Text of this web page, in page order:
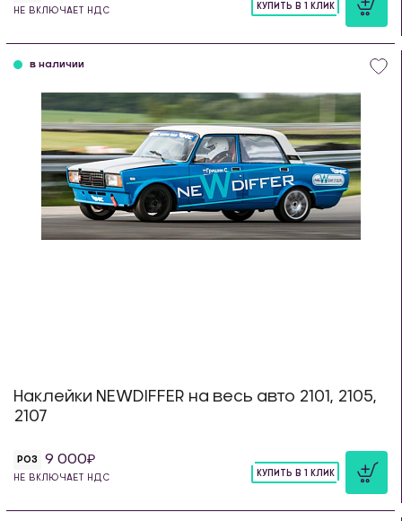
НЕ ВКЛЮЧАЕТ НДС
КУПИТЬ В 1 КЛИК
в наличии
Наклейки NEWDIFFER на весь авто 2101, 2105,
2107
РОЗ 9 000
НЕ ВКЛЮЧАЕТ НДС
КУПИТЬ В 1 КЛИК